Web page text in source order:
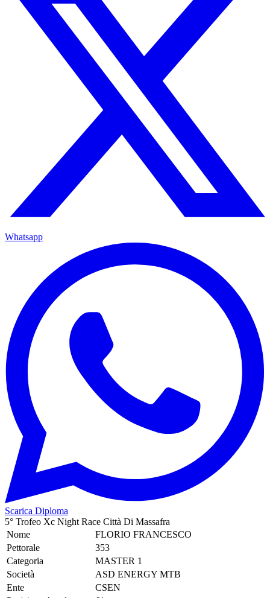
Whatsapp
Scarica Diploma
5° Trofeo Xc Night Race Città Di Massafra
Nome
FLORIO FRANCESCO
Pettorale
353
Categoria
MASTER 1
Società
ASD ENERGY MTB
Ente
CSEN